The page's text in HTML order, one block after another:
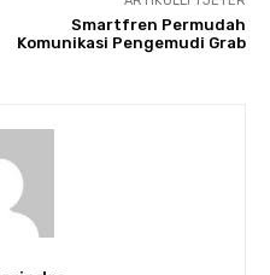
Smartfren Permudah
Komunikasi Pengemudi Grab